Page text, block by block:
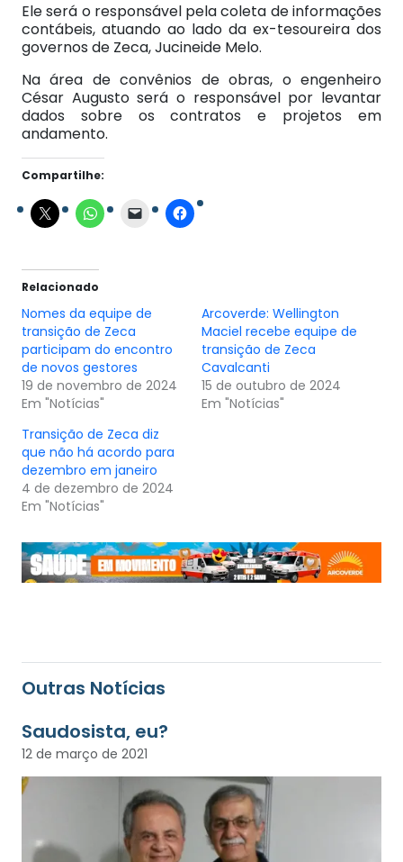
Ele será o responsável pela coleta de informações
contábeis, atuando ao lado da ex-tesoureira dos
governos de Zeca, Jucineide Melo.
Na área de convênios de obras, o engenheiro
César Augusto será o responsável por levantar
dados sobre os contratos e projetos em
andamento.
Compartilhe:
Relacionado
Nomes da equipe de
transição de Zeca
participam do encontro
de novos gestores
19 de novembro de 2024
Em "Notícias"
Arcoverde: Wellington
Maciel recebe equipe de
transição de Zeca
Cavalcanti
15 de outubro de 2024
Em "Notícias"
Transição de Zeca diz
que não há acordo para
dezembro em janeiro
4 de dezembro de 2024
Em "Notícias"
Outras Notícias
Saudosista, eu?
12 de março de 2021